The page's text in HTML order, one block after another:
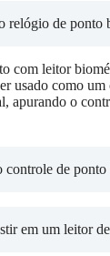
relógio de ponto
com leitor
usado como
apurando o
controle de ponto
em um leitor